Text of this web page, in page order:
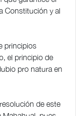
Constitución y al
principios
el principio de
pro natura en
de este